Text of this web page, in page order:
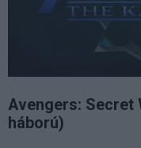
Avengers: Secret
háború)